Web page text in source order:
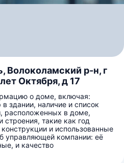
Волоколамский р-н, г
Октября, д 17
о доме, включая:
здании, наличие и список
расположенных в доме,
строения, такие как год
и использованные
управляющей компании: её
и качество